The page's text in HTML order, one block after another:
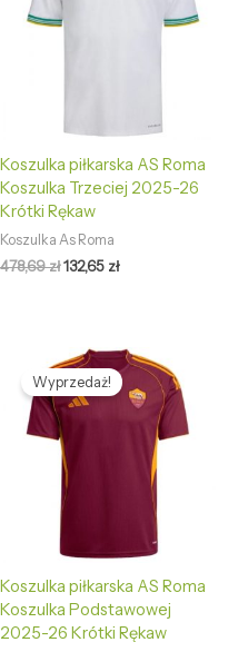
Koszulka piłkarska AS Roma
Koszulka Trzeciej 2025-26
Krótki Rękaw
Koszulka As Roma
478,69zł132,65 zł
Wyprzedaż!
Koszulka piłkarska AS Roma
Koszulka Podstawowej
2025-26 Krótki Rękaw
Pierwotna
cena
wynosiła:
478,69 zł.
Aktualna
cena
wynosi:
132,65 zł.